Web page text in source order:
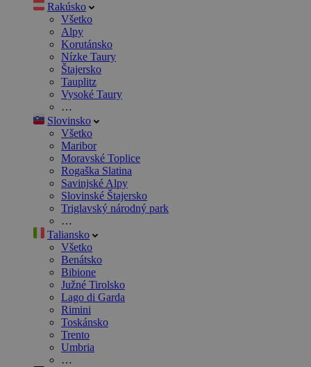
Rakúsko
Všetko
Alpy
Korutánsko
Nízke Taury
Štajersko
Tauplitz
Vysoké Taury
…
Slovinsko
Všetko
Maribor
Moravské Toplice
Rogaška Slatina
Savinjské Alpy
Slovinské Štajersko
Triglavský národný park
…
Taliansko
Všetko
Benátsko
Bibione
Južné Tirolsko
Lago di Garda
Rimini
Toskánsko
Trento
Umbria
…